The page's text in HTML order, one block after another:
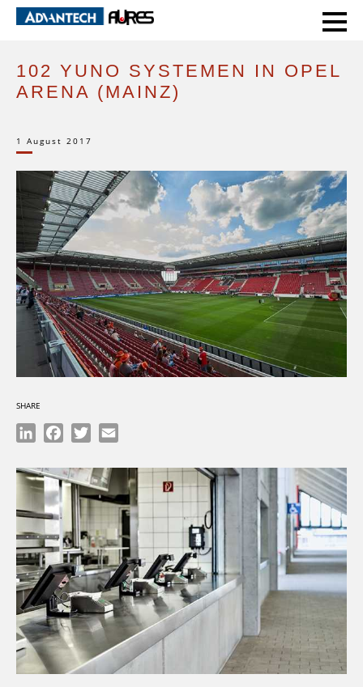
HOME SUCCESS STORIES 102 YUNO SYSTEMEN IN OPEL ARENA (MAINZ)
102 YUNO SYSTEMEN IN OPEL
ARENA (MAINZ)
1 August 2017
SHARE
LinkedInFacebook
Twitter